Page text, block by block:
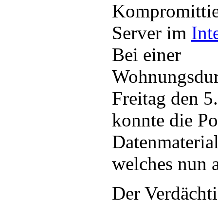
Server im
Bei einer
Freitag den
konnte die
welches nun
Der